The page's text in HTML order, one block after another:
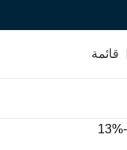
قائمة
-13%